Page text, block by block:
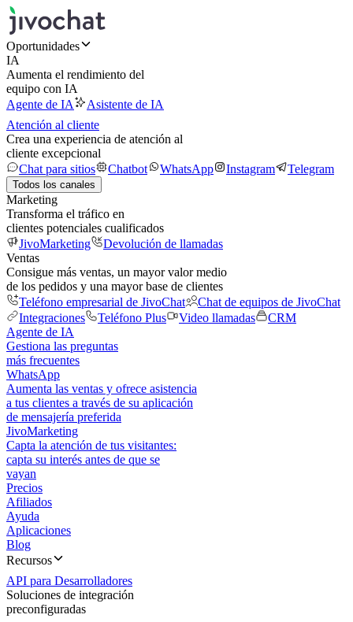
Oportunidades
IA
Aumenta el rendimiento del
equipo con IA
Agente de IA
Asistente de IA
Atención al cliente
Crea una experiencia de atención al
cliente excepcional
Chat para sitios
Chatbot WhatsApp Instagram Telegram
Todos los canales
Marketing
Transforma el tráfico en
clientes potenciales cualificados
JivoMarketing
Devolución de llamadas
Ventas
Consigue más ventas, un mayor valor medio
de los pedidos y una mayor base de clientes
Teléfono empresarial de JivoChat
Chat de equipos de JivoChat
Integraciones
Teléfono Plus Video llamadas
CRM
Agente de IA
Gestiona las preguntas
más frecuentes
WhatsApp
Aumenta las ventas y ofrece asistencia
a tus clientes a través de su aplicación
de mensajería preferida
JivoMarketing
Capta la atención de tus visitantes:
capta su interés antes de que se
vayan
Precios
Afiliados
Ayuda
Aplicaciones
Blog
Recursos
API para Desarrolladores
Soluciones de integración
preconfiguradas